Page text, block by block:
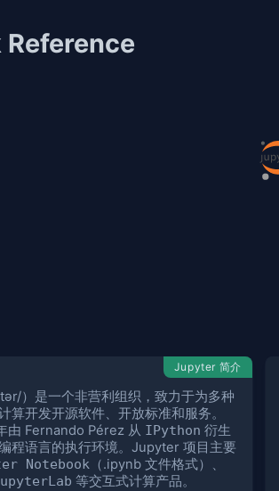
Jupyter 简介
）是一个非营利组织，致力于为多种
算开发开源软件、开放标准和服务。
由 Fernando Pérez 从 IPython 衍生
程语言的执行环境。Jupyter 项目主要
Notebook （.ipynb 文件格式）、
等交互式计算产品。